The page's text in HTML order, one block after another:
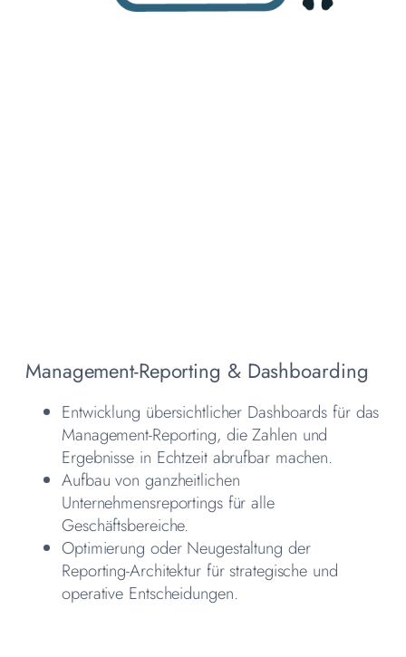
Management-Reporting & Dashboarding
Entwicklung übersichtlicher Dashboards für das
Management-Reporting, die Zahlen und
Ergebnisse in Echtzeit abrufbar machen.
Aufbau von ganzheitlichen
Unternehmensreportings für alle
Geschäftsbereiche.
Optimierung oder Neugestaltung der
Reporting-Architektur für strategische und
operative Entscheidungen.